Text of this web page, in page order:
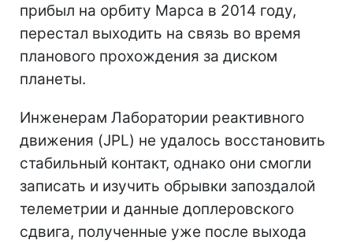
прибыл на орбиту Марса в 2014 году,
перестал выходить на связь во время
планового прохождения за диском
планеты.
Инженерам Лаборатории реактивного
движения (JPL) не удалось восстановить
стабильный контакт, однако они смогли
записать и изучить обрывки запоздалой
телеметрии и данные доплеровского
сдвига, полученные уже после выхода